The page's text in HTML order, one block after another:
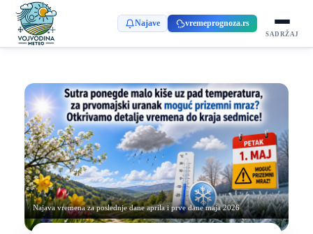
Najave vremeprognoza.rs
SADRŽAJ
Najava vremena za poslednje dane aprila i prve dane maja 2026